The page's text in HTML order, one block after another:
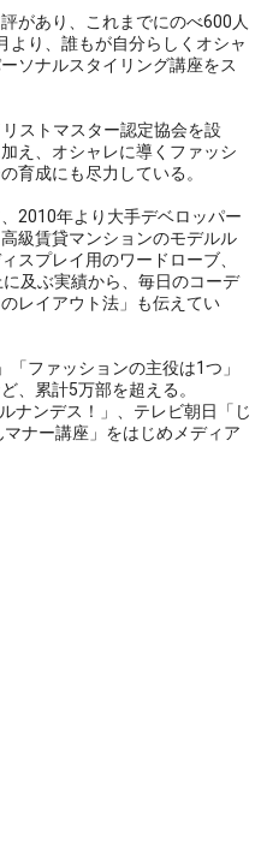
があり、これまでにのべ600人
より、誰もが自分らしくオシャ
ソナルスタイリング講座をス
ストマスター認定協会を設
え、オシャレに導くファッシ
育成にも尽力している。
2010年より大手デベロッパー
級賃貸マンションのモデルル
スプレイ用のワードローブ、
及ぶ実績から、毎日のコーデ
レイアウト法」も伝えてい
ファッションの主役は1つ」
、累計5万部を超える。
ナンデス！」、テレビ朝日「じ
ナー講座」をはじめメディア